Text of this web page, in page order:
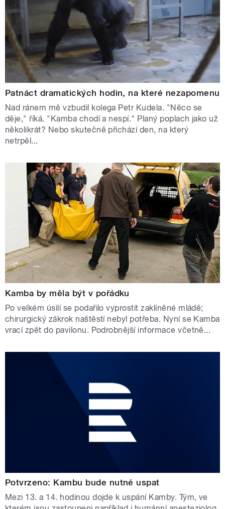
Patnáct dramatických hodin, na které nezapomenu
Nad ránem mě vzbudil kolega Petr Kudela. "Něco se
děje," říká. "Kamba chodí a nespí." Planý poplach jako už
několikrát? Nebo skutečně přichází den, na který
netrpěl...
Kamba by měla být v pořádku
Po velkém úsilí se podařilo vyprostit zaklíněné mládě;
chirurgický zákrok naštěstí nebyl potřeba. Nyní se Kamba
vrací zpět do pavilonu. Podrobnější informace včetně...
Potvrzeno: Kambu bude nutné uspat
Mezi 13. a 14. hodinou dojde k uspání Kamby. Tým, ve